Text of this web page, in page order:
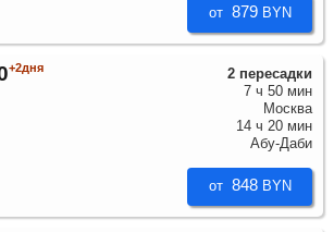
от 879 BYN
+2дня
от 848 BYN
2 пересадки
7 ч 50 мин
Москва
14 ч 20 мин
Абу-Даби